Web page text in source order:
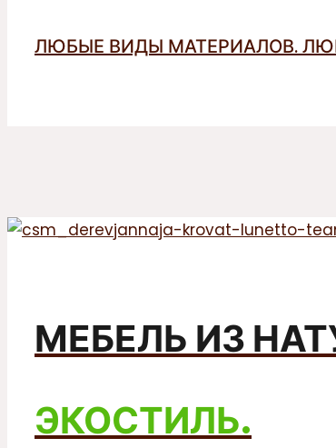
ЛЮБЫЕ ВИДЫ МАТЕРИАЛОВ.
МЕБЕЛЬ ИЗ
ЭКОСТИЛЬ.